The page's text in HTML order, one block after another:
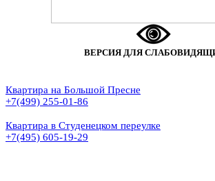
ВЕРСИЯ ДЛЯ
Квартира на Большой Пресне
+7(499) 255-01-86
Квартира в Студенецком переулке
+7(495) 605-19-29